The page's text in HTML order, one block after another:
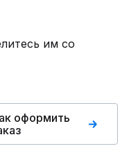
им со
оформить